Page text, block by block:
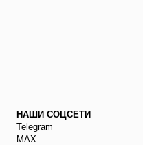
НАШИ СОЦСЕТИ
Telegram
МАХ